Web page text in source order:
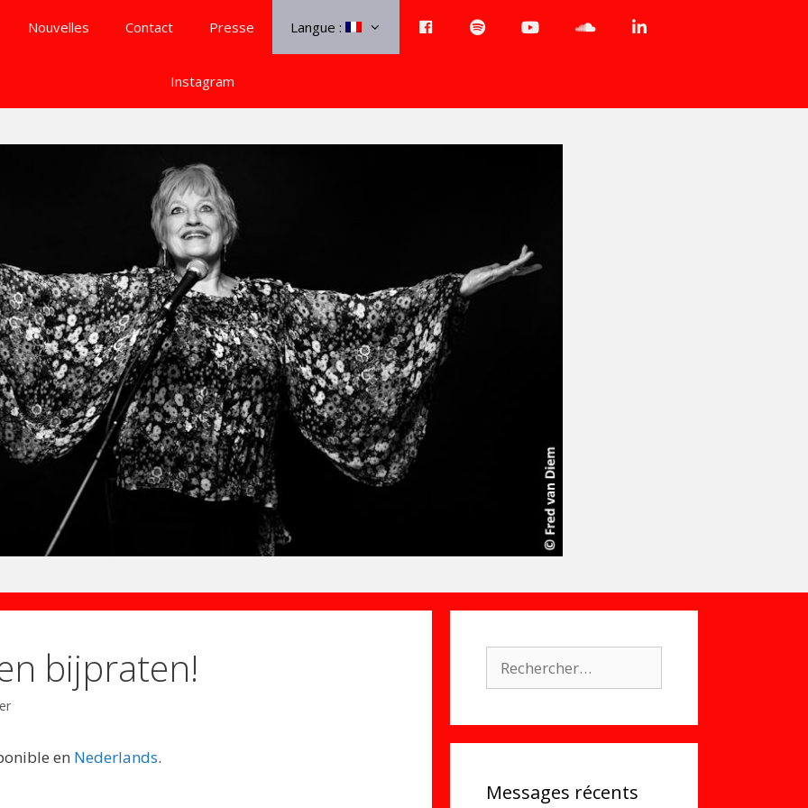
Nouvelles Contact Presse Langue : Menu- Spotify YouTubeSoundcloudLinkedIn
Instagram
bijpraten!
en Nederlands.
Messages récents